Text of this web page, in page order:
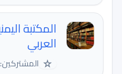
المكتبة
العربي
☆ المشتركين: 43,031